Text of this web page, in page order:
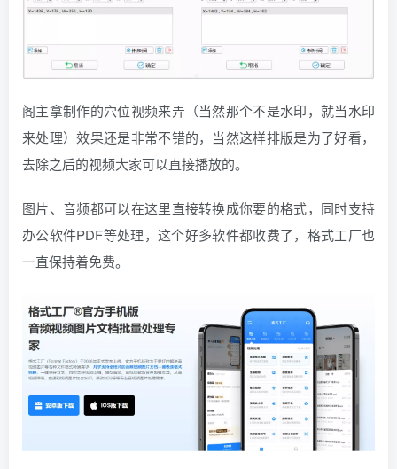
阁主拿制作的穴位视频来弄（当然那个不是水印，就当水印
来处理）效果还是非常不错的，当然这样排版是为了好看，
去除之后的视频大家可以直接播放的。
图片、音频都可以在这里直接转换成你要的格式，同时支持
办公软件PDF等处理，这个好多软件都收费了，格式工厂也
一直保持着免费。